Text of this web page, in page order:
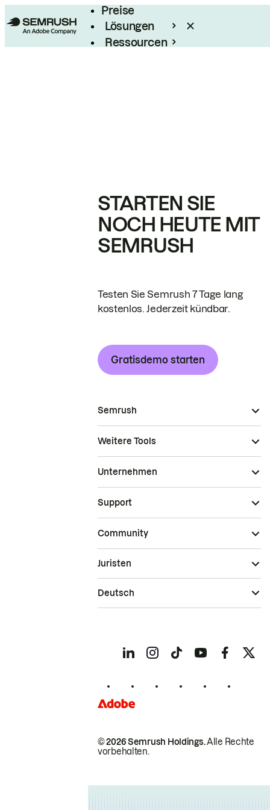
Preise
Lösungen
Ressourcen
STARTEN SIE
NOCH HEUTE MIT
SEMRUSH
Testen Sie Semrush 7 Tage lang
kostenlos. Jederzeit kündbar.
Gratisdemo starten
Semrush
Weitere Tools
Unternehmen
Support
Community
© 2026 Semrush Holdings.Alle Rechte
vorbehalten.
Juristen
Deutsch